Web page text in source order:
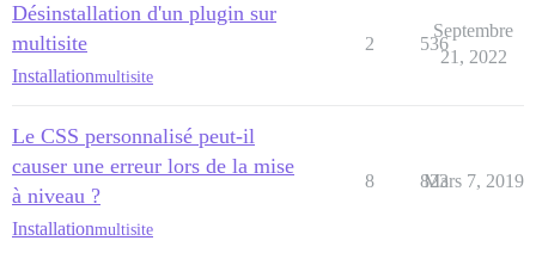
Désinstallation d'un plugin sur
multisite
Installationmultisite
2 536
Septembre
21, 2022
Le CSS personnalisé peut-il
causer une erreur lors de la mise
à niveau ?
Installationmultisite
8 823
Mars 7, 2019